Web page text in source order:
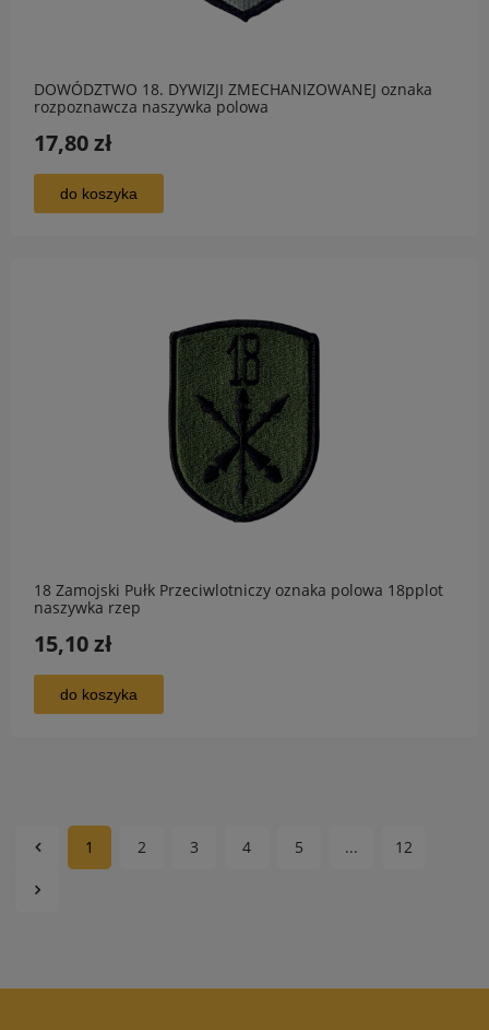
DOWÓDZTWO 18. DYWIZJI ZMECHANIZOWANEJ oznaka
rozpoznawcza naszywka polowa
17,80 zł
do koszyka
18 Zamojski Pułk Przeciwlotniczy oznaka polowa 18pplot
naszywka rzep
15,10 zł
do koszyka
1 2 3 4 5 ... 12